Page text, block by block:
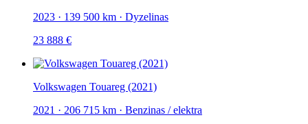
2023 · 139 500 km · Dyzelinas
23 888 €
Volkswagen Touareg (2021)
2021 · 206 715 km · Benzinas / elektra